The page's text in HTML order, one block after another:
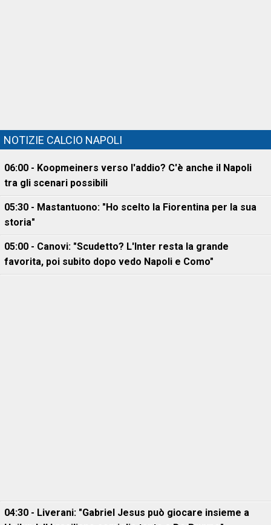
NOTIZIE CALCIO NAPOLI
06:00 - Koopmeiners verso l'addio? C'è anche il Napoli
tra gli scenari possibili
05:30 - Mastantuono: "Ho scelto la Fiorentina per la sua
storia"
05:00 - Canovi: "Scudetto? L'Inter resta la grande
favorita, poi subito dopo vedo Napoli e Como"
04:30 - Liverani: "Gabriel Jesus può giocare insieme a